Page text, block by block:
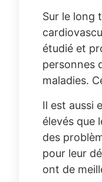
Sur le long
étudié et
personnes
maladies.
Il est aussi
élevés que
des
pour leur
ont de